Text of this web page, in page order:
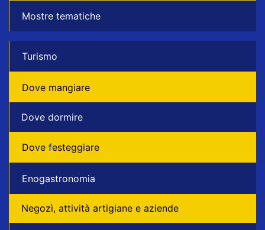
Mostre tematiche
Turismo
Dove mangiare
Dove dormire
Dove festeggiare
Enogastronomia
Negozì, attività artigiane e aziende